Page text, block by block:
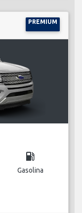
PREMIUM
local_gas_station
Gasolina